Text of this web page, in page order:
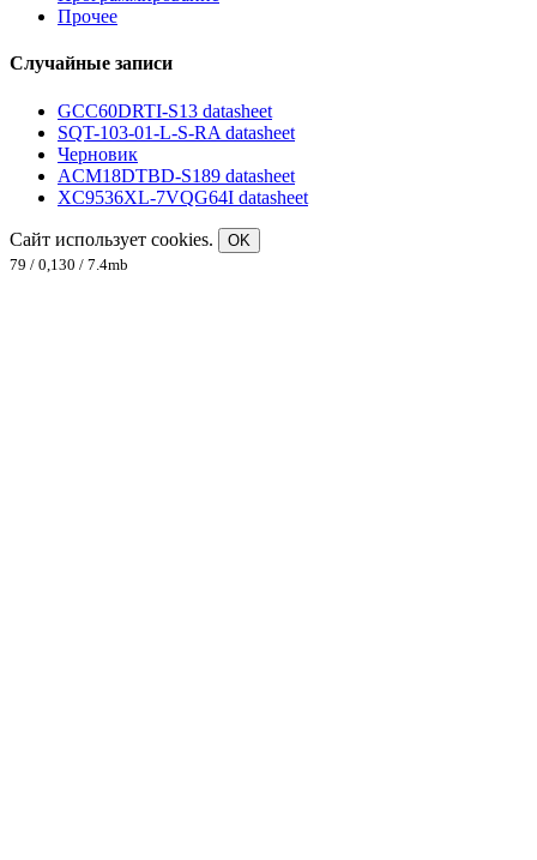
Прочее
Случайные записи
GCC60DRTI-S13 datasheet
SQT-103-01-L-S-RA datasheet
Черновик
ACM18DTBD-S189 datasheet
XC9536XL-7VQG64I datasheet
Сайт использует cookies.
OK
79 / 0,130 / 7.4mb